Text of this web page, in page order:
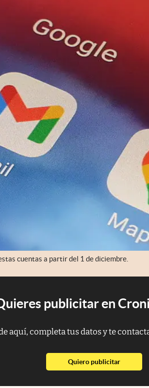
cuentas a partir del 1 de diciembre.
publicitar en
aquí, completa tus datos y te
Quiero publicitarabre en